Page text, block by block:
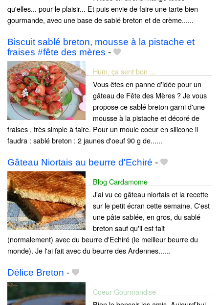
qu'elles... pour le plaisir... Et puis envie de faire une tarte bien
gourmande, avec une base de sablé breton et de crème......
Biscuit sablé breton, mousse à la pistache et
fraises #fête des mères -
Hum, ça sent bon ...
Vous êtes en panne d'idée pour un
gâteau de Fête des Mères ? Je vous
propose ce sablé breton garni d'une
mousse à la pistache et décoré de
fraises , très simple à faire. Pour un moule coeur en silicone il
faudra : sablé breton : 2 jaunes d'oeuf 90 g de......
Gâteau Niortais au beurre d'Echiré -
Blog Cardamome
J'ai vu ce gâteau niortais et la recette
sur le petit écran cette semaine. C'est
une pâte sablée, en gros, du sablé
breton sauf qu'il est fait
(normalement) avec du beurre d'Echiré (le meilleur beurre du
monde). Je l'ai fait avec du beurre des Ardennes......
Délice Breton -
Coeur Gourmandise